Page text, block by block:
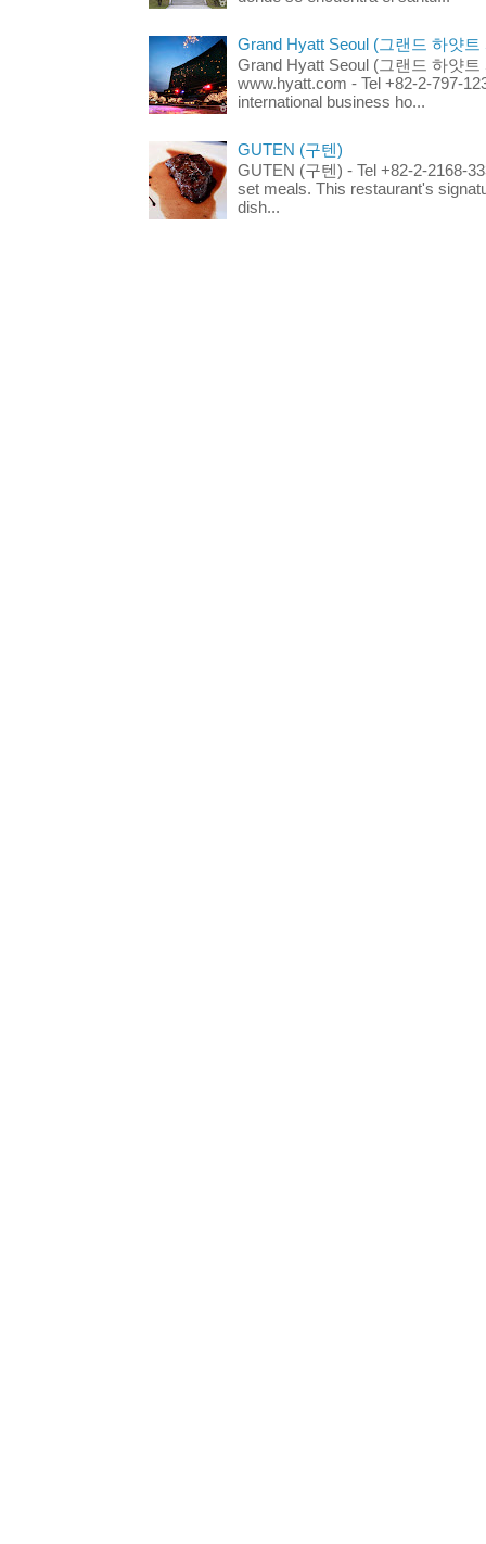
Grand Hyatt Seoul (그랜드 하얏트
Grand Hyatt Seoul (그랜드 하얏트
www.hyatt.com - Tel +82-2-797-
international business ho...
GUTEN (구텐)
GUTEN (구텐) - Tel +82-2-2168-
set meals. This restaurant's
dish...